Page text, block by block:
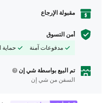
مقبولة الإرجاع
أمن التسوق
مدفوعات آمنة
تم البيع بواسطة شي إن
السفن من شي إن